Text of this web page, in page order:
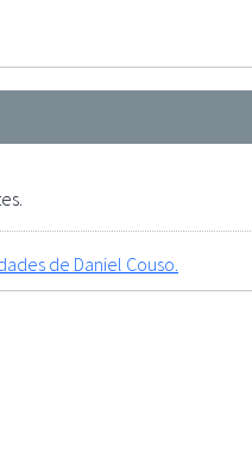
de Daniel Couso.